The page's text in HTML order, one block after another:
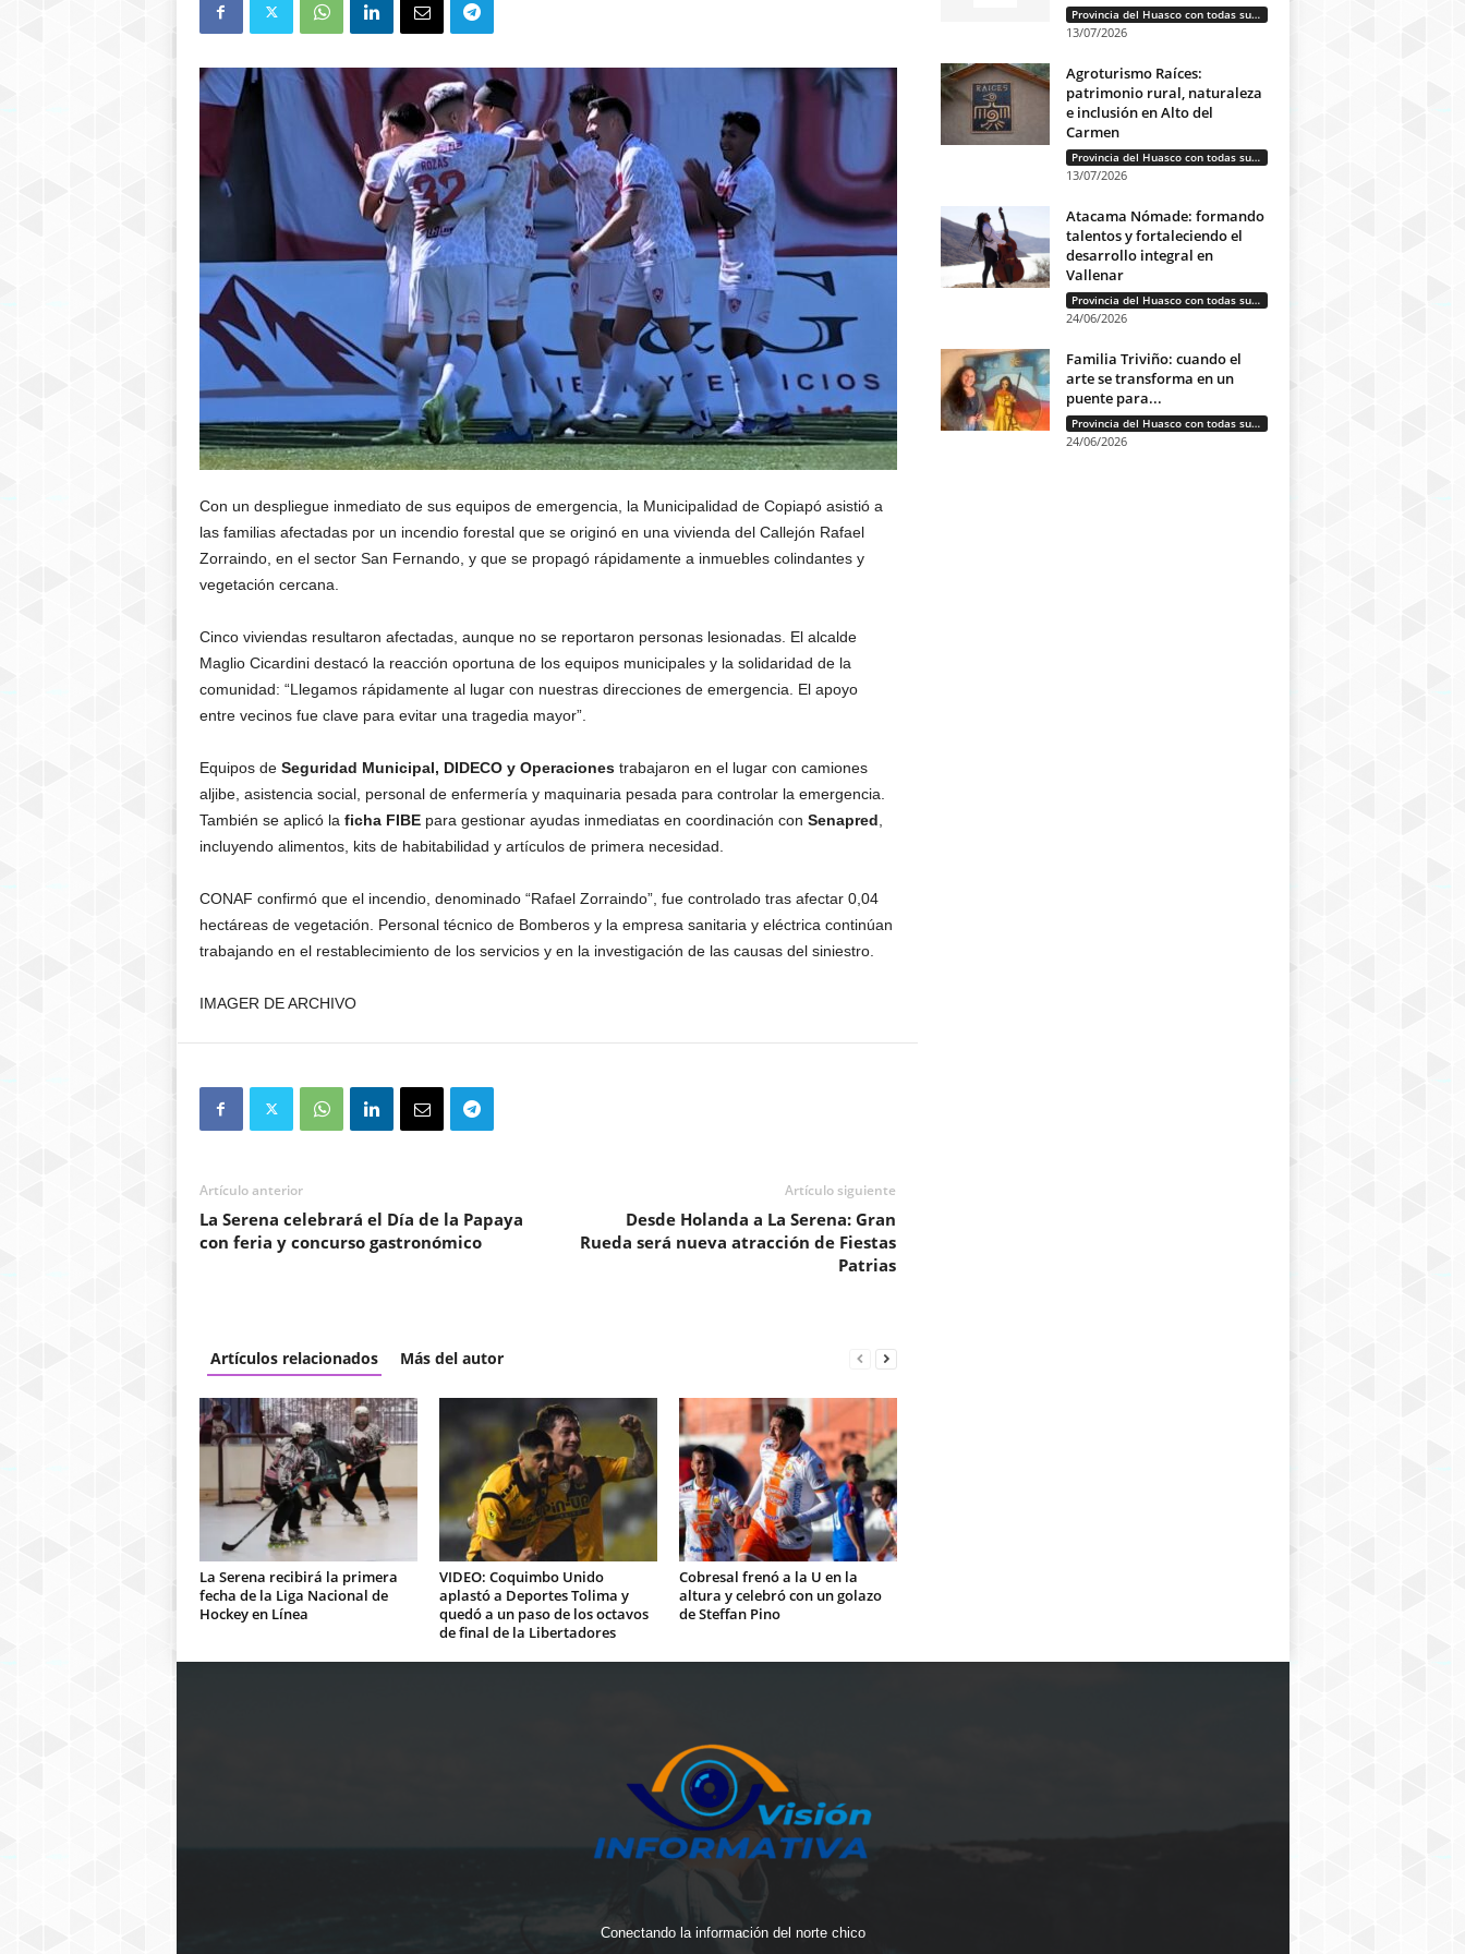
Con un despliegue inmediato de sus equipos de emergencia, la Municipalidad de Copiapó asistió a
las familias afectadas por un incendio forestal que se originó en una vivienda del Callejón Rafael
Zorraindo, en el sector San Fernando, y que se propagó rápidamente a inmuebles colindantes y
vegetación cercana.
Cinco viviendas resultaron afectadas, aunque no se reportaron personas lesionadas. El alcalde
Maglio Cicardini destacó la reacción oportuna de los equipos municipales y la solidaridad de la
comunidad: “Llegamos rápidamente al lugar con nuestras direcciones de emergencia. El apoyo
entre vecinos fue clave para evitar una tragedia mayor”.
Equipos de Seguridad Municipal, DIDECO y Operacionestrabajaron en el lugar con camiones
aljibe, asistencia social, personal de enfermería y maquinaria pesada para controlar la emergencia.
También se aplicó la ficha FIBEpara gestionar ayudas inmediatas en coordinación con Senapred
incluyendo alimentos, kits de habitabilidad y artículos de primera necesidad.
CONAF confirmó que el incendio, denominado “Rafael Zorraindo”, fue controlado tras afectar 0,04
hectáreas de vegetación. Personal técnico de Bomberos y la empresa sanitaria y eléctrica continúan
trabajando en el restablecimiento de los servicios y en la investigación de las causas del siniestro.
IMAGER DE ARCHIVO
Artículo anterior
La Serena celebrará el Día de la Papaya
con feria y concurso gastronómico
Artículo siguiente
Desde Holanda a La Serena: Gran
Rueda será nueva atracción de Fiestas
Patrias
Artículos relacionados Más del autor
La Serena recibirá la primera
fecha de la Liga Nacional de
Hockey en Línea
VIDEO: Coquimbo Unido
aplastó a Deportes Tolima y
quedó a un paso de los octavos
de final de la Libertadores
Cobresal frenó a la U en la
altura y celebró con un golazo
de Steffan Pino
Provincia del Huasco con todas sus letras: Historias que unen cultura, diversidad e identidad
13/07/2026
Agroturismo Raíces:
patrimonio rural, naturaleza
e inclusión en Alto del
Carmen
Provincia del Huasco con todas sus letras: Historias que unen cultura, diversidad e identidad
13/07/2026
Atacama Nómade: formando
talentos y fortaleciendo el
desarrollo integral en
Vallenar
Provincia del Huasco con todas sus letras: Historias que unen cultura, diversidad e identidad
24/06/2026
Familia Triviño: cuando el
arte se transforma en un
puente para...
Provincia del Huasco con todas sus letras: Historias que unen cultura, diversidad e identidad
24/06/2026
Conectando la información del norte chico